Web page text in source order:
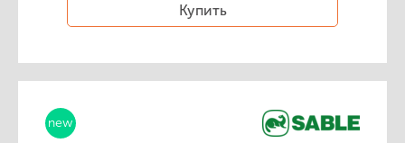
Купить
new